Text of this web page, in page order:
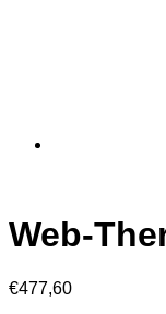
Web-
€477,60